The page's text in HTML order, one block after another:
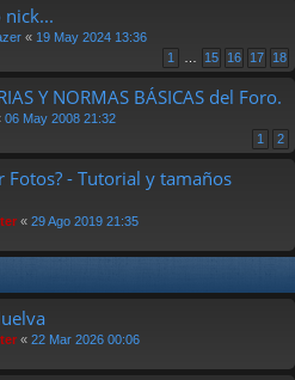
nick...
« 19 May 2024 13:36
1 15 16 17 18
Y NORMAS BÁSICAS del Foro.
06 May 2008 21:32
1 2
Fotos? - Tutorial y tamaños
« 29 Ago 2019 21:35
« 22 Mar 2026 00:06